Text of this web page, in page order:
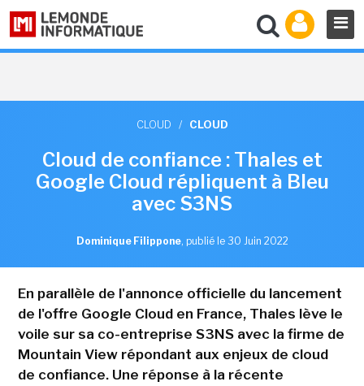
CLOUD / CLOUD
Cloud de confiance : Thales et
Google Cloud répliquent à Bleu
avec S3NS
Dominique Filippone, publié le 30 Juin 2022
En parallèle de l'annonce officielle du lancement
de l'offre Google Cloud en France, Thales lève le
voile sur sa co-entreprise S3NS avec la firme de
Mountain View répondant aux enjeux de cloud
de confiance. Une réponse à la récente